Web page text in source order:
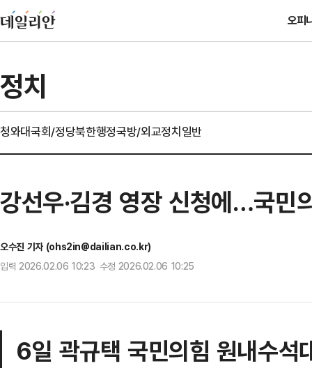
오피
정치
청와대국회/정당북한행정국방/외교정치일반
강선우·김경 영장 신청에…국민
오수진 기자 (ohs2in@dailian.co.kr)
입력 2026.02.06 10:23 수정 2026.02.06 10:25
6일 곽규택 국민의힘 원내수석